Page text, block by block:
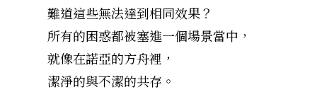
難道這些無法達到相同效果？
所有的困惑都被塞進一個場景當中，
就像在諾亞的方舟裡，
潔淨的與不潔的共存。